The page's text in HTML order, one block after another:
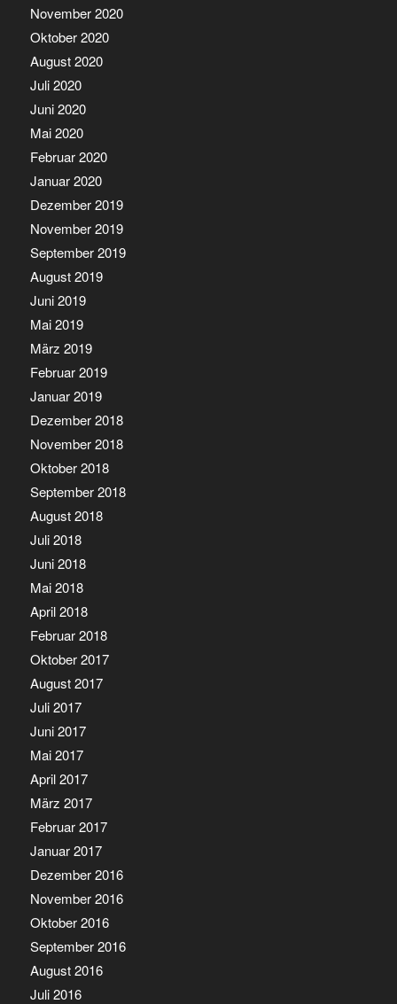
November 2020
Oktober 2020
August 2020
Juli 2020
Juni 2020
Mai 2020
Februar 2020
Januar 2020
Dezember 2019
November 2019
September 2019
August 2019
Juni 2019
Mai 2019
März 2019
Februar 2019
Januar 2019
Dezember 2018
November 2018
Oktober 2018
September 2018
August 2018
Juli 2018
Juni 2018
Mai 2018
April 2018
Februar 2018
Oktober 2017
August 2017
Juli 2017
Juni 2017
Mai 2017
April 2017
März 2017
Februar 2017
Januar 2017
Dezember 2016
November 2016
Oktober 2016
September 2016
August 2016
Juli 2016